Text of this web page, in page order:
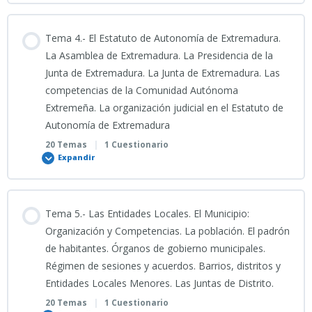
RESUMEN TEMA 1 GENERAL
Cronología Detallada de Eventos Tema 1 General
MÍO_TEMA 1 GENERAL_CONVOCATORIA ÚNICA 2025
02_06_2026_Clase grabada_TEMA 1 GENERAL POLICÍA LOCAL
PORTADA TEMA 1_Convocatoria_Única 2026
INFOGRAFÍA TEMA 1 GENERAL
TEMA 1 GENERAL_CONVOCATORIA ÚNICA 2026
PODCAST TEMA 2 GENERAL
04_06_2026_Clase grabada Tema 2 GENERAL
Guía de Estudio Detallada_TEMA 2 GENERAL
PREGUNTAS FRECUENTES TEMA 2 GENERAL
RESUMEN TEMA 2 GENERAL
Cronología Detallada de Eventos Tema 2 General
MÍO_TEMA 2 GENERAL_CONVOCATORIA ÚNICA
0% COMPLETADO 0/19 Pasos
VÍDEO EXPLICATIVO TEMA 3 GENERAL
PODCAST TEMA 3 GENERAL
Guía de Estudio Detallada_TEMA 3 GENERAL
PREGUNTAS FRECUENTES TEMA 3 GENERAL
RESUMEN TEMA 3 GENERAL
Tema 4.- El Estatuto de Autonomía de Extremadura.
La Asamblea de Extremadura. La Presidencia de la
Junta de Extremadura. La Junta de Extremadura. Las
competencias de la Comunidad Autónoma
Extremeña. La organización judicial en el Estatuto de
Autonomía de Extremadura
20 Temas 1 Cuestionario
Expandir
0% COMPLETADO 0/20 Pasos
VÍDEO EXPLICATIVO TEMA 4 GENERAL
Tema 5.- Las Entidades Locales. El Municipio:
Organización y Competencias. La población. El padrón
de habitantes. Órganos de gobierno municipales.
Régimen de sesiones y acuerdos. Barrios, distritos y
Entidades Locales Menores. Las Juntas de Distrito.
20 Temas | 1 Cuestionario